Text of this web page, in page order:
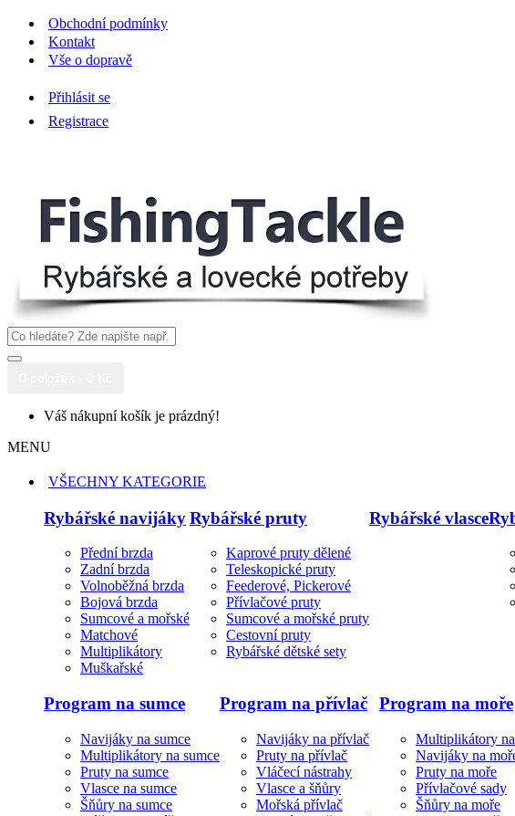
Obchodní podmínky
Kontakt
Vše o dopravě
Přihlásit se
Registrace
Váš nákupní košík je prázdný!
MENU
VŠECHNY KATEGORIE
Rybářské navijáky
Přední brzda
Zadní brzda
Volnoběžná brzda
Bojová brzda
Sumcové a mořské
Matchové
Multiplikátory
Muškařské
Rybářské pruty
Kaprové pruty dělené
Teleskopické pruty
Feederové, Pickerové
Přívlačové pruty
Sumcové a mořské pruty
Cestovní pruty
Rybářské dětské sety
Rybářské vlasce
Program na sumce
Navijáky na sumce
Multiplikátory na sumce
Pruty na sumce
Vlasce na sumce
Šňůry na sumce
Program na přívlač
Navijáky na přívlač
Pruty na přívlač
Vláčecí nástrahy
Vlasce a šňůry
Mořská přívlač
Program na moře
Multiplikátory
Navijáky na
Pruty na moře
Přívlačové sady
Šňůry na moře